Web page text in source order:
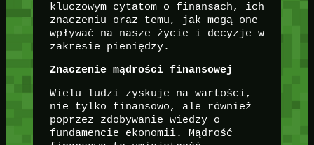
kluczowym cytatom o finansach, ich
znaczeniu oraz temu, jak mogą one
wpływać na nasze życie i decyzje w
zakresie pieniędzy.
Znaczenie mądrości finansowej
Wielu ludzi zyskuje na wartości,
nie tylko finansowo, ale również
poprzez zdobywanie wiedzy o
fundamencie ekonomii. Mądrość